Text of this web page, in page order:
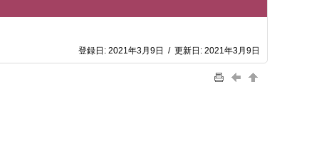
登録日: 2021年3月9日 / 更新日: 2021年3月9日